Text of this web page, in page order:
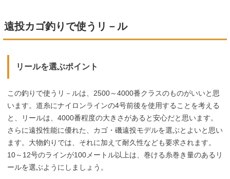
遠投カゴ釣りで使うリ－ル
リールを選ぶポイント
この釣りで使うリ－ルは、2500～4000番クラスのものがいいと思
います。道糸にナイロンラインの4号前後を使用することを考える
と、リールは、4000番程度の大きさがあると安心だと思います。
さらに遠投性能に優れた、カゴ・磯遠投モデルを選ぶとよいと思い
ます。大物釣りでは、それに加えて耐久性なども要求されます。
10～12号のラインが100メートル以上は、巻ける糸巻き量のあるリ
ールを選ぶようにしましょう。